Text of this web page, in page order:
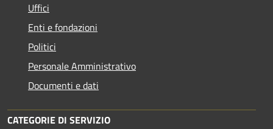
Uffici
Enti e fondazioni
Politici
Personale Amministrativo
Documenti e dati
CATEGORIE DI SERVIZIO